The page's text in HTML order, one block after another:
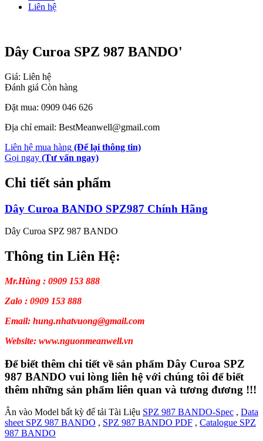
Liên hệ
Dây Curoa SPZ 987 BANDO'
Giá: Liên hệ
Đánh giá Còn hàng
Đặt mua: 0909 046 626
Địa chỉ email: BestMeanwell@gmail.com
Liên hệ mua hàng (Để lại thông tin)
Gọi ngay (Tư vấn ngay)
Chi tiết sản phẩm
Dây Curoa BANDO SPZ987 Chính Hãng
Dây Curoa SPZ 987 BANDO
Thông tin Liên Hệ:
Mr.Hùng : 0909 153 888
Zalo : 0909 153 888
Email: hung.nhatvuong@gmail.com
Website: www.nguonmeanwell.vn
Để biết thêm chi tiết về sản phẩm Dây Curoa SPZ
987 BANDO vui lòng liên hệ với chúng tôi để biết
thêm những sản phẩm liên quan và tương đương !!!
Ân vào Model bất kỳ để tải Tài Liệu SPZ 987 BANDO-Spec , Data
sheet SPZ 987 BANDO , SPZ 987 BANDO PDF , Catalogue SPZ
987 BANDO